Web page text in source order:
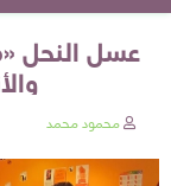
عسل النحل
محمود محمد